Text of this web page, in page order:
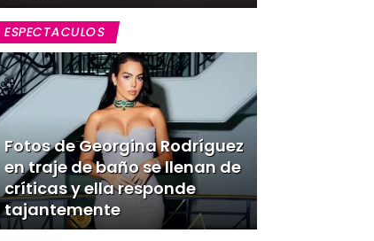
ESPECTACULOS
Fotos de Georgina Rodríguez
en traje de baño se llenan de
críticas y ella responde
tajantemente